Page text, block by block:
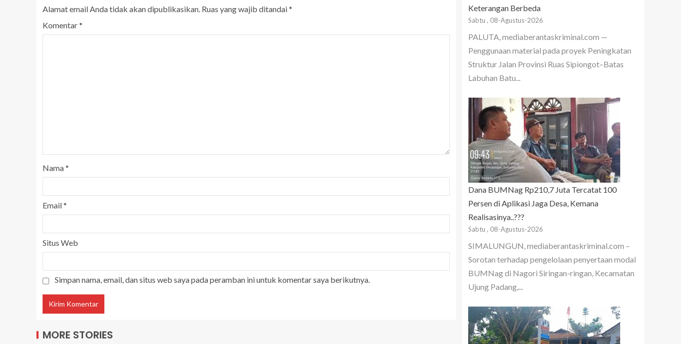
Alamat email Anda tidak akan dipublikasikan. Ruas yang wajib ditandai*
Komentar*
Nama*
Email*
Situs Web
Simpan nama, email, dan situs web saya pada peramban ini untuk komentar saya berikutnya.
MORE STORIES
Keterangan Berbeda
Sabtu , 08-Agustus-2026
PALUTA, mediaberantaskriminal.com —
Penggunaan material pada proyek Peningkatan
Struktur Jalan Provinsi Ruas Sipiongot–Batas
Labuhan Batu...
Dana BUMNag Rp210,7 Juta Tercatat 100
Persen di Aplikasi Jaga Desa, Kemana
Realisasinya..???
Sabtu , 08-Agustus-2026
SIMALUNGUN, mediaberantaskriminal.com –
Sorotan terhadap pengelolaan penyertaan modal
BUMNag di Nagori Siringan-ringan, Kecamatan
Ujung Padang,...